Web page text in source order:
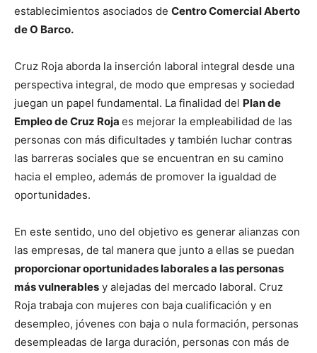
establecimientos asociados de Centro Comercial Aberto
de O Barco.
Cruz Roja aborda la inserción laboral integral desde una
perspectiva integral, de modo que empresas y sociedad
juegan un papel fundamental. La finalidad del Plan de
Empleo de Cruz Roja es mejorar la empleabilidad de las
personas con más dificultades y también luchar contras
las barreras sociales que se encuentran en su camino
hacia el empleo, además de promover la igualdad de
oportunidades.
En este sentido, uno del objetivo es generar alianzas con
las empresas, de tal manera que junto a ellas se puedan
proporcionar oportunidades laborales a las personas
más vulnerables y alejadas del mercado laboral. Cruz
Roja trabaja con mujeres con baja cualificación y en
desempleo, jóvenes con baja o nula formación, personas
desempleadas de larga duración, personas con más de